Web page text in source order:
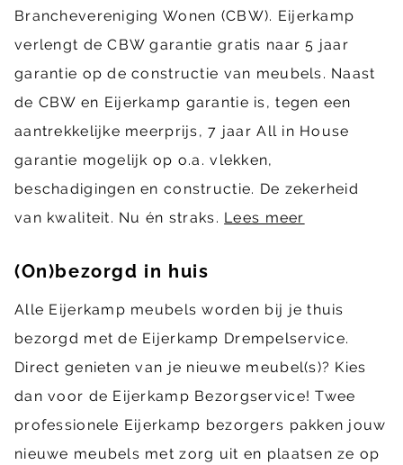
Branchevereniging Wonen (CBW). Eijerkamp
verlengt de CBW garantie gratis naar 5 jaar
garantie op de constructie van meubels. Naast
de CBW en Eijerkamp garantie is, tegen een
aantrekkelijke meerprijs, 7 jaar All in House
garantie mogelijk op o.a. vlekken,
beschadigingen en constructie. De zekerheid
van kwaliteit. Nu én straks. Lees meer
(On)bezorgd in huis
Alle Eijerkamp meubels worden bij je thuis
bezorgd met de Eijerkamp Drempelservice.
Direct genieten van je nieuwe meubel(s)? Kies
dan voor de Eijerkamp Bezorgservice! Twee
professionele Eijerkamp bezorgers pakken jouw
nieuwe meubels met zorg uit en plaatsen ze op